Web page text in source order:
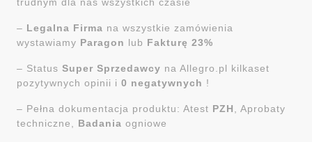
– Legalna Firma na wszystkie zamówienia
wystawiamy Paragon lub Fakturę 23%
– Status Super Sprzedawcy na Allegro.pl kilkaset
pozytywnych opinii i 0 negatywnych !
– Pełna dokumentacja produktu: Atest PZH
, Aprobaty
techniczne, Badania ogniowe